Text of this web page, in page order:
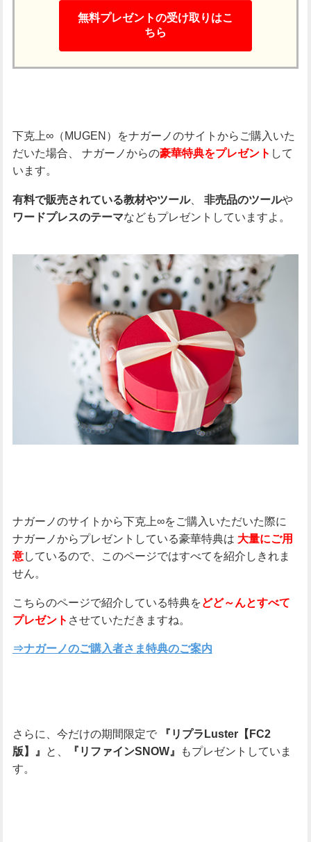
無料プレゼントの受け取りはこ
ちら
下克上∞（MUGEN）をナガーノのサイトからご購入いた
だいた場合、
ナガーノからの豪華特典をプレゼント して
います。
有料で販売されている教材やツール、 非売品のツールや
ワードプレスのテーマなどもプレゼントしていますよ。
ナガーノのサイトから下克上∞をご購入いただいた際に
ナガーノからプレゼントしている豪華特典は 大量にご用
意しているので、このページではすべてを紹介しきれま
せん。
こちらのページで紹介している特典をどど～んとすべて
プレゼント させていただきますね。
⇒ナガーノのご購入者さま特典のご案内
さらに、今だけの期間限定で
『リプラLuster【FC2
版】』
と、 『リファインSNOW』
もプレゼントしていま
す。